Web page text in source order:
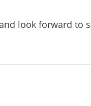
look forward to